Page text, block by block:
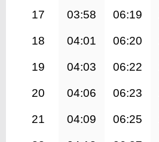
17 03:58 06:19
18 04:01 06:20
19 04:03 06:22
20 04:06 06:23
21 04:09 06:25